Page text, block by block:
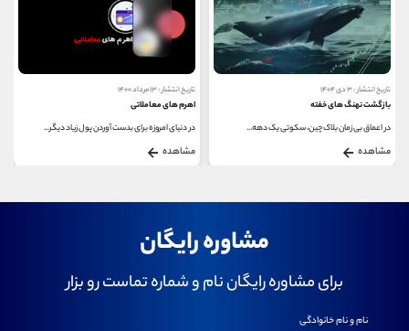
تاریخ انتشار : ۱۳ مرداد ۱۴۰۰
اهرم های معاملاتی
در دنیای امروزه برای بدست آوردن پول زیاد دیگر...
مشاهده
تاریخ انتشار : ۲۶ مهر ۱۴۰۰
لیکوئید شدن (Liquidations) در ارز دیجیتال چیست؟
ارزهای دیجیتال می‌توانند سرمایه‌گذاری‌های...
مشاهده
مشاوره رایگان
برای مشاوره رایگان نام و شماره تماست رو بزار
نام و نام خانوادگی